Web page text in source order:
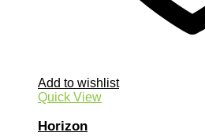
Add to wishlist
Quick View
Horizon